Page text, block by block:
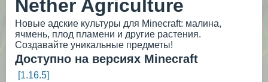
Nether Agriculture
Новые адские культуры для Minecraft: малина,
ячмень, плод пламени и другие растения.
Создавайте уникальные предметы!
Доступно на версиях Minecraft
[1.16.5]